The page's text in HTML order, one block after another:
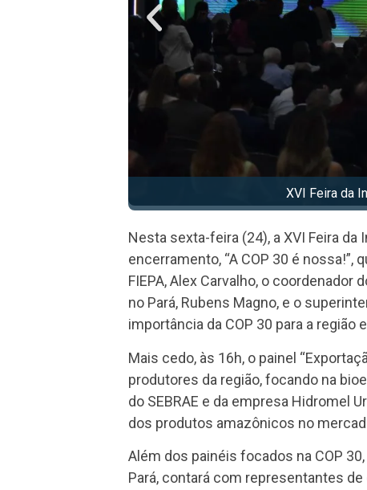
XVI Feira da
Nesta sexta-feira (24), a XVI Feira da
encerramento, “A COP 30 é nossa!”,
FIEPA, Alex Carvalho, o coordenador
no Pará, Rubens Magno, e o
importância da COP 30 para a
Mais cedo, às 16h, o painel
produtores da região, focando na
do SEBRAE e da empresa Hidromel
dos produtos amazônicos no
Além dos painéis focados na COP
Pará, contará com representantes